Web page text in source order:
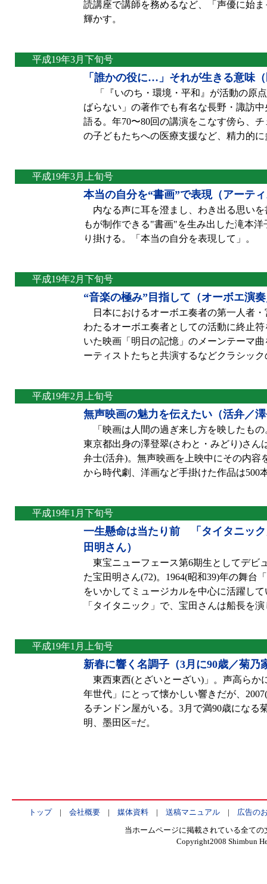
読講座で講師を務めるなど、「声優に始
輝かす。
平成19年3月下旬号
「誰かの役に…」それが生きる意味
「『いのち・環境・平和』が活動の原
ばらない」の著作でも有名な長野・諏訪
語る。年70〜80回の講演をこなす傍ら、
の子どもたちへの医療支援など、精力的
平成19年3月上旬号
本当の自分を“書画”で表現（アーテ
内なる声に耳を澄まし、わき出る思い
もが制作できる"書画"を生み出した滝本
り掛ける。「本当の自分を表現して」。
平成19年2月下旬号
“音楽の極み”目指して（オーボエ演
日本におけるオーボエ奏者の第一人者・
わたるオーボエ奏者としての活動に終止
いた映画「明日の記憶」のメーンテーマ
ーティストたちと共演するなどクラシッ
平成19年2月上旬号
無声映画の魅力を伝えたい（活弁／
「映画は人間の過ぎ来し方を映したも
東京都出身の澤登翠(さわと・みどり)さん
弁士(活弁)。無声映画を上映中にその内容
から時代劇、洋画など手掛けた作品は500
平成19年1月下旬号
一生懸命は当たり前 「タイタニッ
田明さん）
東宝ニューフェース第6期生としてデビ
た宝田明さん(72)。1964(昭和39)年の舞台
をいかしてミュージカルを中心に活躍し
「タイタニック」で、宝田さんは船長を
平成19年1月上旬号
新春に響く名調子（3月に90歳／菊乃
東西東西(とざいとーざい)」。声高らか
年世代」にとって懐かしい響きだが、
るチンドン屋がいる。3月で満90歳になる
明、墨田区=だ。
トップ| 会社概要| 媒体資料| 送稿マニュアル| 広告の
当ホームページに掲載されている全て
Copyright2008 Shimbun